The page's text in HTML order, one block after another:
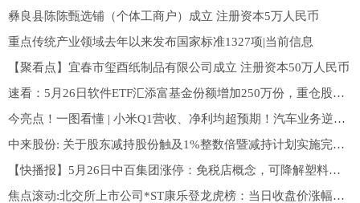
彝良县陈陈甄选铺（个体工商户）成立 注册资本5万人民币
重点传统产业领域去年以来发布国家标准1327项|当前信息
【聚看点】宜春市玺酉纸制品有限公司成立 注册资本50万人民币
速看：5月26日软件ETF汇添富基金份额增加250万份，重仓股科大讯飞、同花顺、金山办公
今亮点！一图看懂 | 小米Q1营收、净利均超预期！汽车业务逆势增长，官宣200亿港元回购计划
中来股份: 关于股东减持股份触及1%整数倍暨减持计划实施完毕的公告
【快播报】5月26日中百集团涨停：免税店概念，可降解塑料，湖北国企改革概念热股
焦点滚动:北交所上市公司*ST康乐登龙虎榜：当日收盘价涨幅达到20.00%